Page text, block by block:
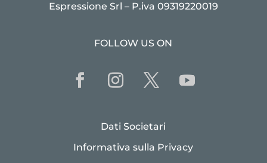
Espressione Srl – P.iva 09319220019
FOLLOW US ON
Dati Societari
Informativa sulla Privacy